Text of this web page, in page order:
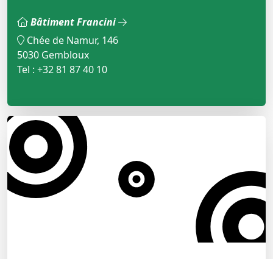
Bâtiment Francini
Chée de Namur, 146
5030 Gembloux
Tel : +32 81 87 40 10